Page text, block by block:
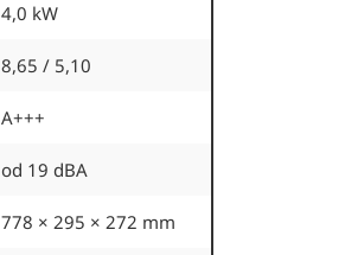
4,0 kW
8,65 / 5,10
A+++
od 19 dBA
778 × 295 × 272 mm